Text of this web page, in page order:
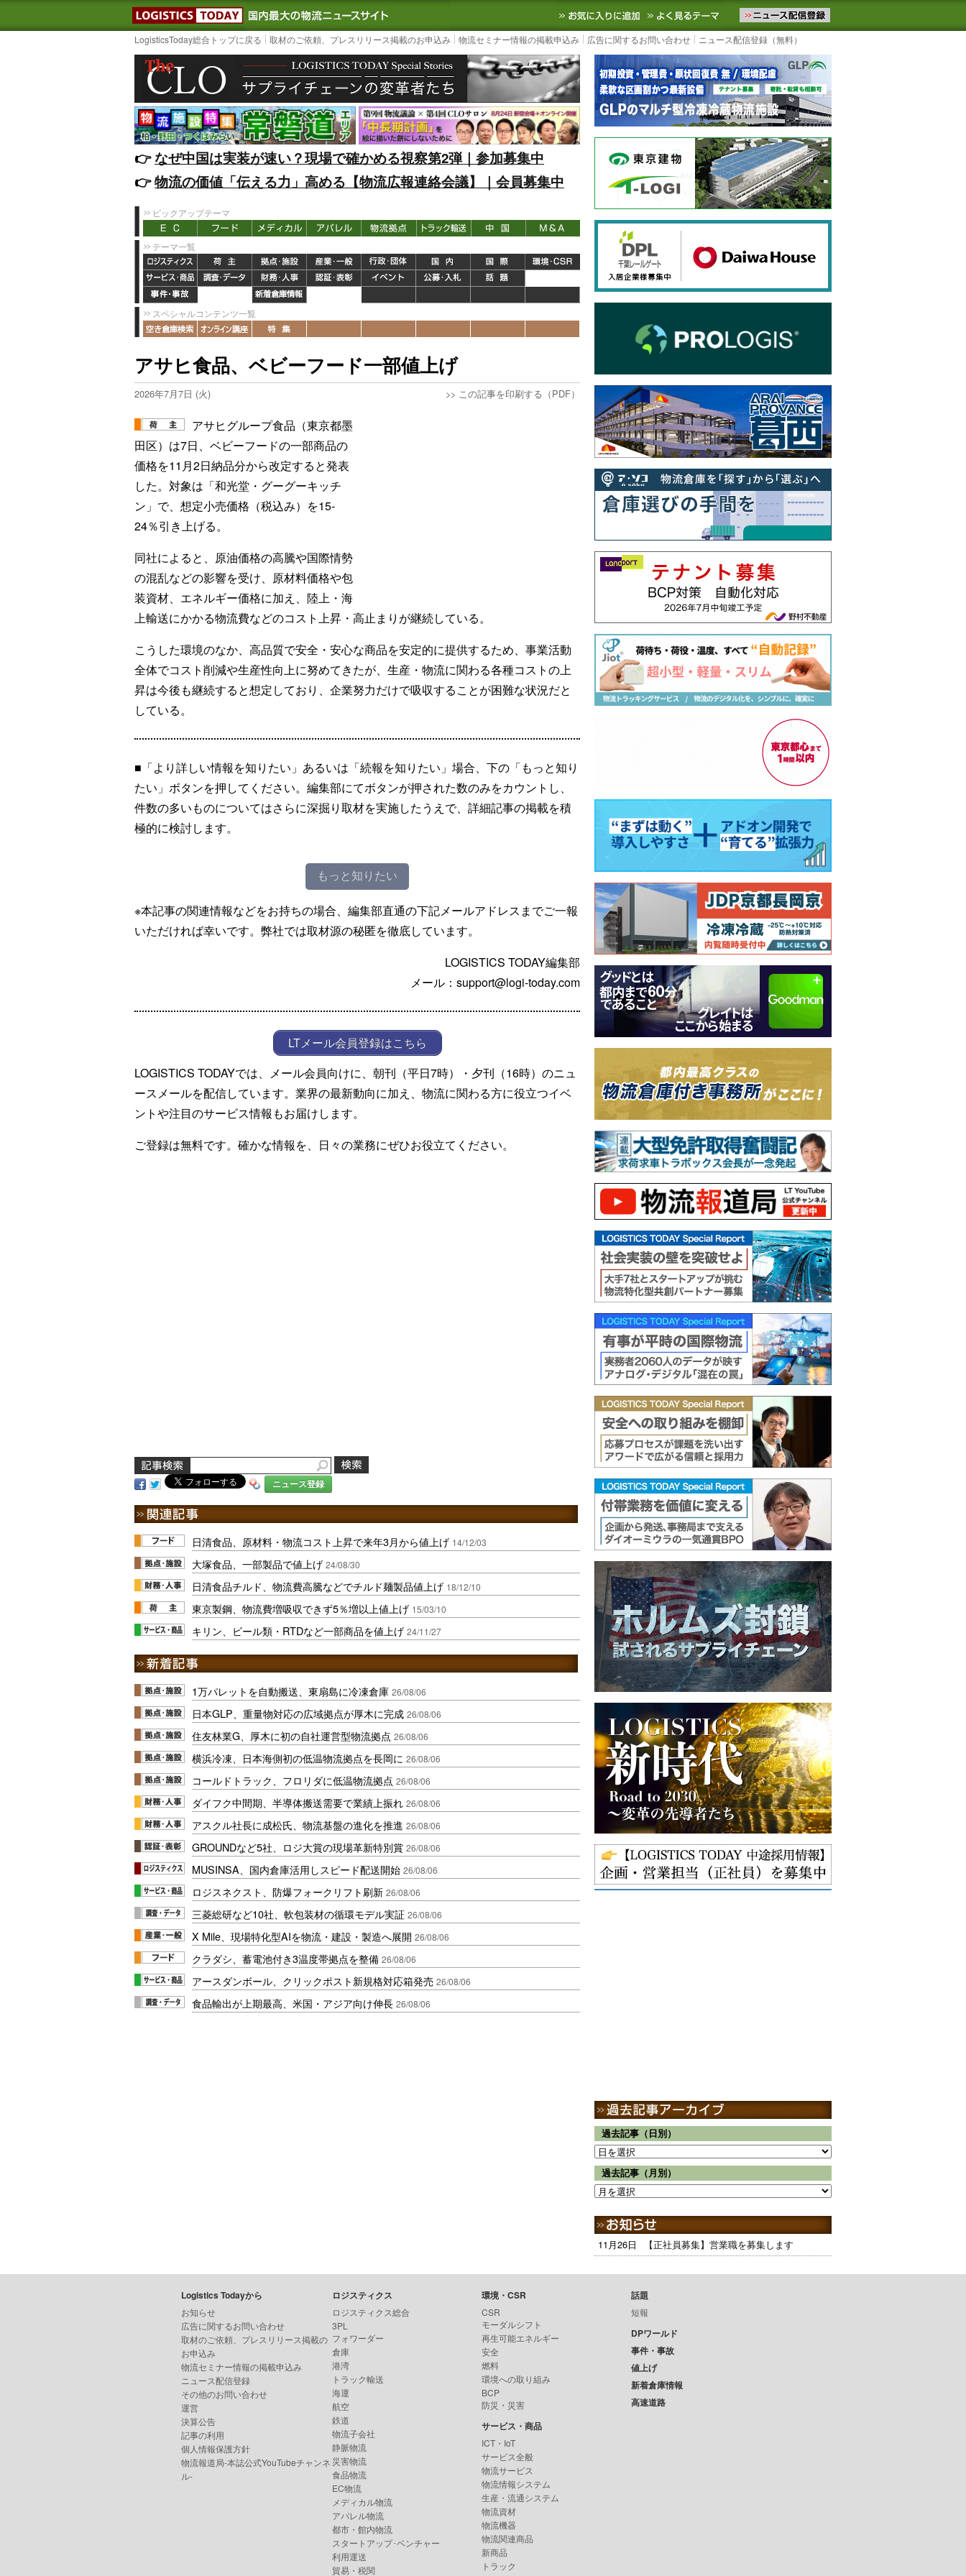
LOGISTICS TODAY｜国内最大の物流ニュースサイト3PL, SCMなど国内外の最新の物流ニュースをお届けします。物流ニュースメール配信を登録す
お気に入りに追加 よく見るテーマ
LogisticsToday総合トップに戻る 取材のご依頼、プレスリリース掲載のお申込み 物流セミナー情報の掲載申込み 広告に関するお問い合わせ ニュース配信登録（無料）
👉️なぜ中国は実装が速い？現場で確かめる視察第2弾｜参加募集中
👉️物流の価値「伝える力」高める【物流広報連絡会議】｜会員募集中
ピックアップテーマ
テーマ一覧
スペシャルコンテンツ一覧
アサヒ食品、ベビーフード一部値上げ
2026年7月7日 (火) >> この記事を印刷する（PDF）
アサヒグループ食品（東京都墨
田区）は7日、ベビーフードの一部商品の
価格を11月2日納品分から改定すると発表
した。対象は「和光堂・グーグーキッチ
ン」で、想定小売価格（税込み）を15-
24％引き上げる。
同社によると、原油価格の高騰や国際情勢
の混乱などの影響を受け、原材料価格や包
装資材、エネルギー価格に加え、陸上・海
上輸送にかかる物流費などのコスト上昇・高止まりが継続している。
こうした環境のなか、高品質で安全・安心な商品を安定的に提供するため、事業活動
全体でコスト削減や生産性向上に努めてきたが、生産・物流に関わる各種コストの上
昇は今後も継続すると想定しており、企業努力だけで吸収することが困難な状況だと
している。
■「より詳しい情報を知りたい」あるいは「続報を知りたい」場合、下の「もっと知り
たい」ボタンを押してください。編集部にてボタンが押された数のみをカウントし、
件数の多いものについてはさらに深掘り取材を実施したうえで、詳細記事の掲載を積
極的に検討します。
もっと知りたい
※本記事の関連情報などをお持ちの場合、編集部直通の下記メールアドレスまでご一報
いただければ幸いです。弊社では取材源の秘匿を徹底しています。
LOGISTICS TODAY編集部
メール：support@logi-today.com
LTメール会員登録はこちら
LOGISTICS TODAYでは、メール会員向けに、朝刊（平日7時）・夕刊（16時）のニュ
ースメールを配信しています。業界の最新動向に加え、物流に関わる方に役立つイベ
ントや注目のサービス情報もお届けします。
ご登録は無料です。確かな情報を、日々の業務にぜひお役立てください。
ニュース登録
日清食品、原材料・物流コスト上昇で来年3月から値上げ 14/12/03
大塚食品、一部製品で値上げ 24/08/30
日清食品チルド、物流費高騰などでチルド麺製品値上げ 18/12/10
東京製鋼、物流費増吸収できず5％増以上値上げ 15/03/10
キリン、ビール類・RTDなど一部商品を値上げ 24/11/27
1万パレットを自動搬送、東扇島に冷凍倉庫 26/08/06
日本GLP、重量物対応の広域拠点が厚木に完成 26/08/06
住友林業G、厚木に初の自社運営型物流拠点 26/08/06
横浜冷凍、日本海側初の低温物流拠点を長岡に 26/08/06
コールドトラック、フロリダに低温物流拠点 26/08/06
ダイフク中間期、半導体搬送需要で業績上振れ 26/08/06
アスクル社長に成松氏、物流基盤の進化を推進 26/08/06
GROUNDなど5社、ロジ大賞の現場革新特別賞 26/08/06
MUSINSA、国内倉庫活用しスピード配送開始 26/08/06
ロジスネクスト、防爆フォークリフト刷新 26/08/06
三菱総研など10社、軟包装材の循環モデル実証 26/08/06
X Mile、現場特化型AIを物流・建設・製造へ展開 26/08/06
クラダシ、蓄電池付き3温度帯拠点を整備 26/08/06
アースダンボール、クリックポスト新規格対応箱発売 26/08/06
食品輸出が上期最高、米国・アジア向け伸長 26/08/06
過去記事（日別）
過去記事（月別）
11月26日 【正社員募集】営業職を募集します
Logistics Todayから
お知らせ
広告に関するお問い合わせ
取材のご依頼、プレスリリース掲載の
お申込み
物流セミナー情報の掲載申込み
ニュース配信登録
その他のお問い合わせ
運営
決算公告
記事の利用
個人情報保護方針
物流報道局-本誌公式YouTubeチャンネ
ル-
ロジスティクス
ロジスティクス総合
3PL
フォワーダー
倉庫
港湾
トラック輸送
海運
航空
鉄道
物流子会社
静脈物流
災害物流
食品物流
EC物流
メディカル物流
アパレル物流
都市・館内物流
スタートアップ･ベンチャー
利用運送
貿易・税関
環境・CSR
CSR
モーダルシフト
再生可能エネルギー
安全
燃料
環境への取り組み
BCP
防災・災害
サービス・商品
ICT・IoT
サービス全般
物流サービス
物流情報システム
生産・流通システム
物流資材
物流機器
物流関連商品
新商品
トラック
話題
短報
DPワールド
事件・事故
値上げ
新着倉庫情報
高速道路